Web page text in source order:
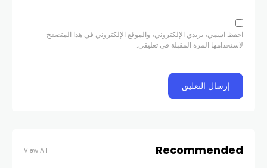
احفظ اسمي، بريدي الإلكتروني، والموقع الإلكتروني في هذا المتصفح
لاستخدامها المرة المقبلة في تعليقي.
Recommended
View All